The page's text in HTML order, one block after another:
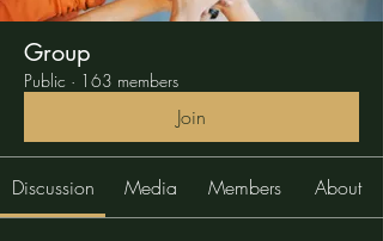
Group
Public · 163 members
Join
Discussion Media Members About